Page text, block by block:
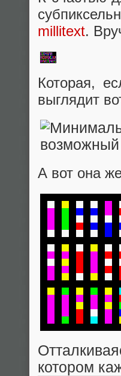
millitext.
Которая,
выглядит
А вот она
котором